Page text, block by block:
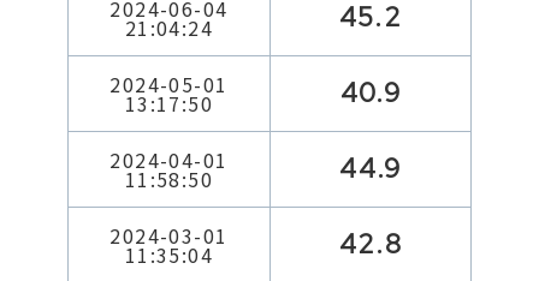
2024-06-04
21:04:24 45.2
2024-05-01
13:17:50 40.9
2024-04-01
11:58:50 44.9
2024-03-01
11:35:04 42.8